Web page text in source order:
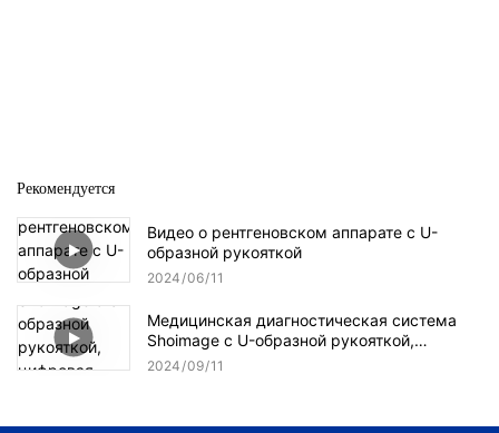
Рекомендуется
Видео о рентгеновском аппарате с U-
образной рукояткой
2024 06 11
Медицинская диагностическая система
Shoimage с U-образной рукояткой,
цифровая рентгеновская система, модель
2024 09 11